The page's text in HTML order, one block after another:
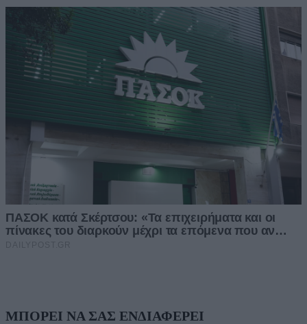
ΜΠΟΡΕΙ ΝΑ ΣΑΣ ΕΝΔΙΑΦΕΡΕΙ